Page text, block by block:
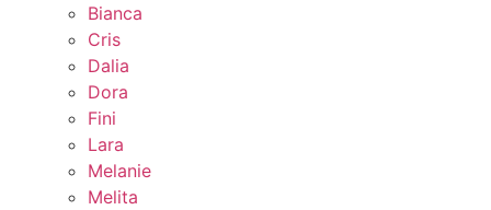
Bianca
Cris
Dalia
Dora
Fini
Lara
Melanie
Melita